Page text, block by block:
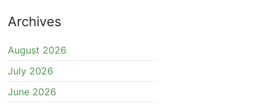
Archives
August 2026
July 2026
June 2026